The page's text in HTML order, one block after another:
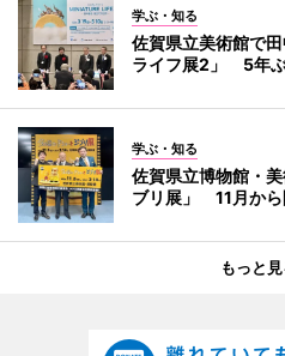
学ぶ・知る
佐賀県立美術館で
ライフ展2」 5年
学ぶ・知る
佐賀県立博物館・
ブリ展」 11月から
もっと